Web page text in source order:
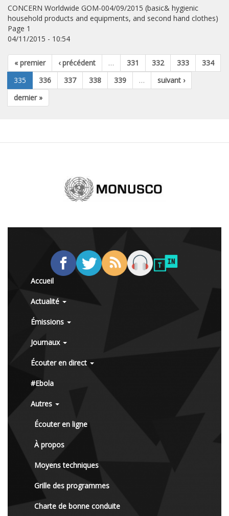
CONCERN Worldwide GOM-004/09/2015 (basic& hygienic
household products and equipments, and second hand clothes)
Page 1
04/11/2015 - 10:54
« premier ‹ précédent … 331 332 333
334
335
336 337 338 339 …
suivant ›
dernier »
Accueil
Actualité
Émissions
Journaux
Écouter en direct
#Ebola
Autres
Écouter en ligne
À propos
Moyens techniques
Grille des programmes
Charte de bonne conduite